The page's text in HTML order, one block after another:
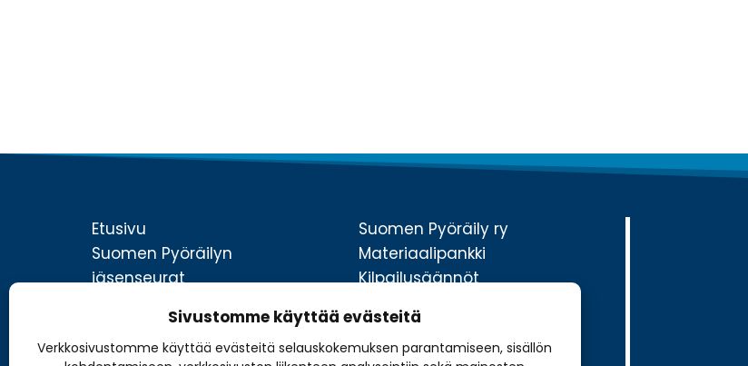
Sivustomme käyttää evästeitä
Verkkosivustomme käyttää evästeitä selauskokemuksen parantamiseen, sisällön
Etusivu
Suomen Pyöräilyn
jäsenseurat
Kilpaileminen
Tapahtumat ja kilpailut
Suomen Pyöräily ry
Materiaalipankki
Kilpailusäännöt
Liity jäseneksi
Medialle